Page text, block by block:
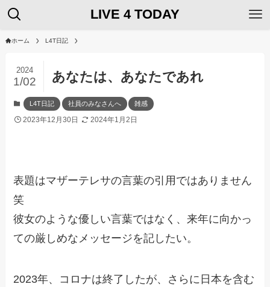
LIVE 4 TODAY
ホーム L4T日記
あなたは、あなたであれ
2024
1/02
L4T日記 社員のみなさんへ 雑感
2023年12月30日 2024年1月2日
表題はマザーテレサの言葉の引用ではありません
笑
彼女のような優しい言葉ではなく、来年に向かっ
ての厳しめなメッセージを記したい。
2023年、コロナは終了したが、さらに日本を含む